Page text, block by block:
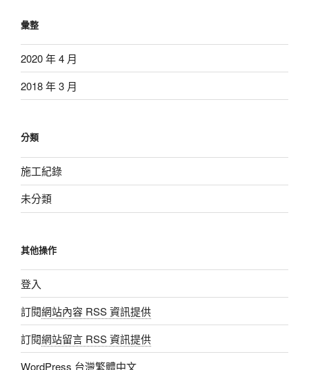
彙整
2020 年 4 月
2018 年 3 月
分類
施工紀錄
未分類
其他操作
登入
訂閱網站內容 RSS 資訊提供
訂閱網站留言 RSS 資訊提供
WordPress 台灣繁體中文